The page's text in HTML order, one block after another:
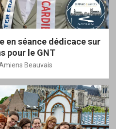
en séance dédicace sur
pour le GNT
Beauvais